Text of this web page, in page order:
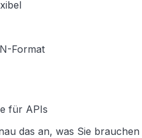
Format
für APIs
das an, was Sie brauchen